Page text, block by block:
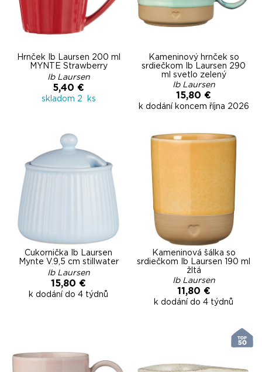
Hrnček Ib Laursen 200 ml
MYNTE Strawberry
Ib Laursen
5,40 €
skladom 2 ks
Kameninový hrnček so
srdiečkom Ib Laursen 290
ml svetlo zelený
Ib Laursen
15,80 €
k dodání koncem října 2026
Cukornička Ib Laursen
Mynte V.9,5 cm stillwater
Ib Laursen
15,80 €
k dodání do 4 týdnů
Kameninová šálka so
srdiečkom Ib Laursen 190 ml
žltá
Ib Laursen
11,80 €
k dodání do 4 týdnů